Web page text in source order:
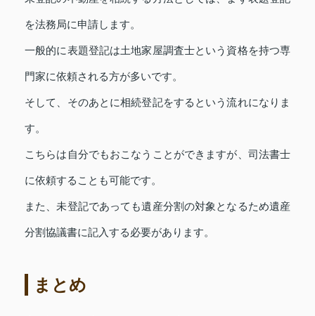
を法務局に申請します。
一般的に表題登記は土地家屋調査士という資格を持つ専
門家に依頼される方が多いです。
そして、そのあとに相続登記をするという流れになりま
す。
こちらは自分でもおこなうことができますが、司法書士
に依頼することも可能です。
また、未登記であっても遺産分割の対象となるため遺産
分割協議書に記入する必要があります。
まとめ